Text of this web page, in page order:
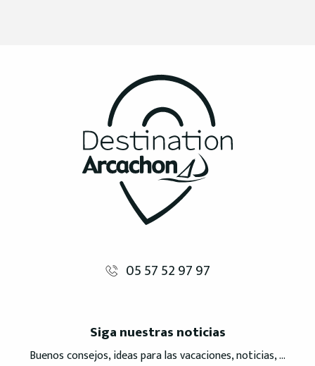
05 57 52 97 97
Siga nuestras noticias
Buenos consejos, ideas para las vacaciones, noticias, ...